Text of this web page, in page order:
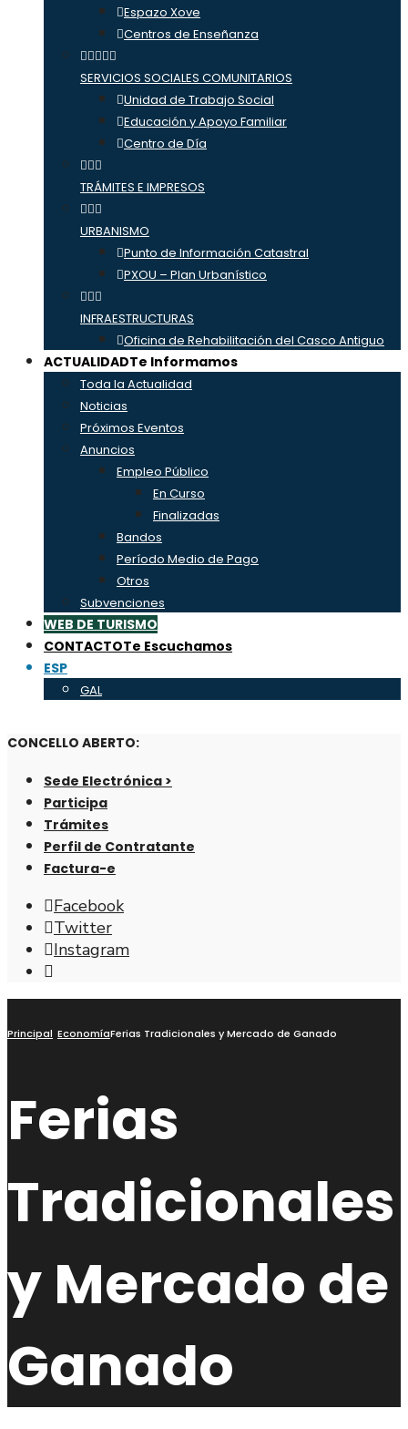
Espazo Xove
Centros de Enseñanza
SERVICIOS SOCIALES COMUNITARIOS
Unidad de Trabajo Social
Educación y Apoyo Familiar
Centro de Día
TRÁMITES E IMPRESOS
URBANISMO
Punto de Información Catastral
PXOU – Plan Urbanístico
INFRAESTRUCTURAS
Oficina de Rehabilitación del Casco Antiguo
ACTUALIDADTe Informamos
Toda la Actualidad
Noticias
Próximos Eventos
Anuncios
Empleo Público
En Curso
Finalizadas
Bandos
Período Medio de Pago
Otros
Subvenciones
WEB DE TURISMO
CONTACTOTe Escuchamos
ESP
GAL
CONCELLO ABERTO:
Sede Electrónica >
Participa
Trámites
Perfil de Contratante
Factura-e
Facebook
Twitter
Instagram
búsqueda
Principal EconomíaFerias Tradicionales y Mercado de Ganado
Ferias
Tradicionales
y Mercado de
Ganado